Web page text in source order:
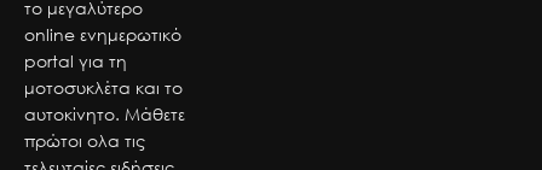
το μεγαλύτερο
online ενημερωτικό
portal για τη
μοτοσυκλέτα και το
αυτοκίνητο. Μάθετε
πρώτοι ολα τις